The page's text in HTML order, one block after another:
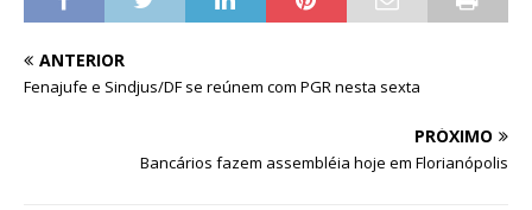
ANTERIOR
Fenajufe e Sindjus/DF se reúnem com PGR nesta sexta
PRÓXIMO
Bancários fazem assembléia hoje em Florianópolis